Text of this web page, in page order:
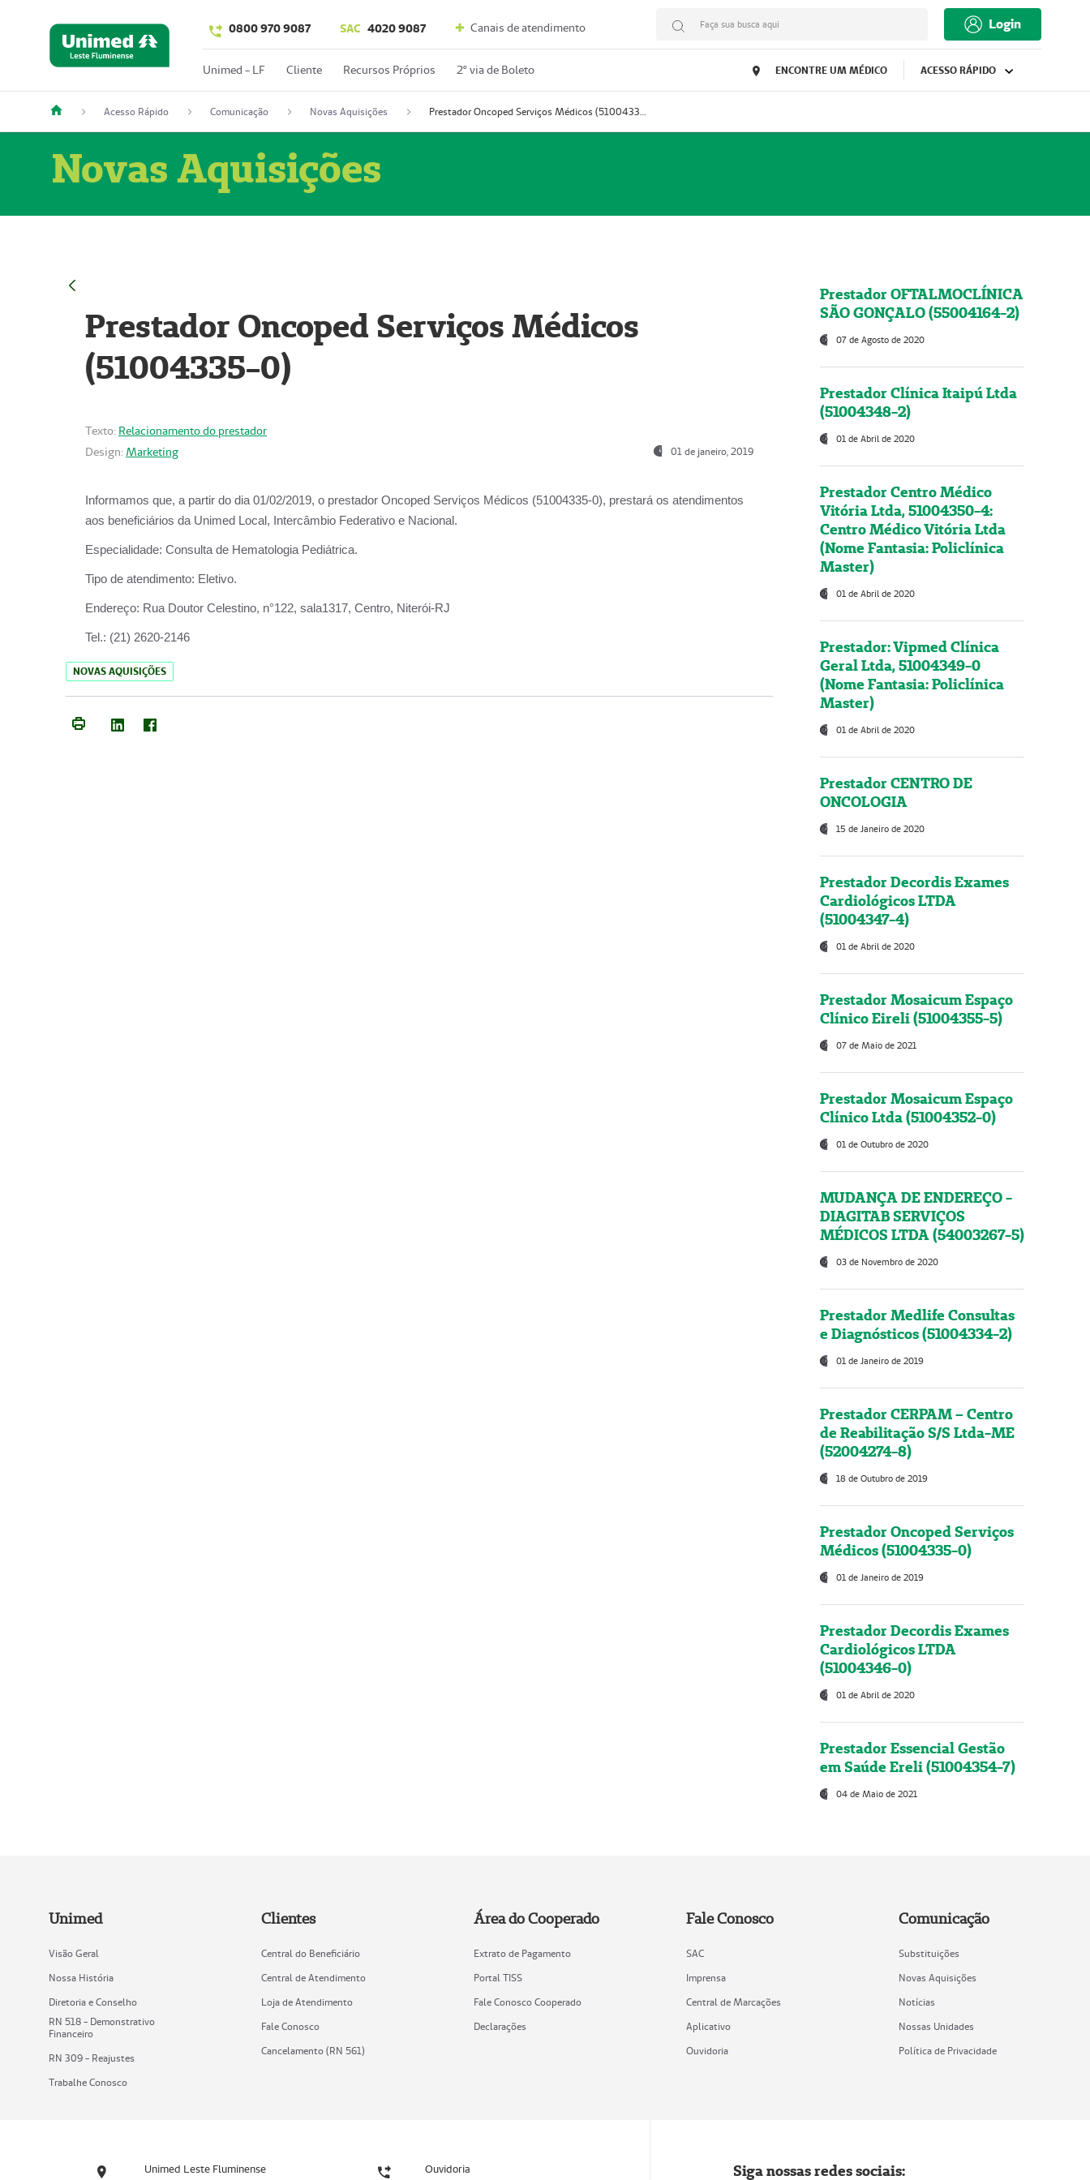
0800 970 9087 SAC 4020 9087 Canais de atendimento Faça sua busca aqui Login
Unimed - LF Cliente Recursos Próprios 2º via de Boleto ENCONTRE UM MÉDICO ACESSO RÁPIDO
Acesso Rápido Comunicação Novas Aquisições Prestador Oncoped Serviços Médicos (51004335-0)
Novas Aquisições
Prestador Oncoped Serviços Médicos
(51004335-0)
Texto: Relacionamento do prestador
Design: Marketing 01 de janeiro, 2019
Informamos que, a partir do dia 01/02/2019, o prestador Oncoped Serviços Médicos (51004335-0), prestará os atendimentos
aos beneficiários da Unimed Local, Intercâmbio Federativo e Nacional.
Especialidade: Consulta de Hematologia Pediátrica.
Tipo de atendimento: Eletivo.
Endereço: Rua Doutor Celestino, n°122, sala1317, Centro, Niterói-RJ
Tel.: (21) 2620-2146
NOVAS AQUISIÇÕES
Prestador OFTALMOCLÍNICA
SÃO GONÇALO (55004164-2)
07 de Agosto de 2020
Prestador Clínica Itaipú Ltda
(51004348-2)
01 de Abril de 2020
Prestador Centro Médico
Vitória Ltda, 51004350-4:
Centro Médico Vitória Ltda
(Nome Fantasia: Policlínica
Master)
01 de Abril de 2020
Prestador: Vipmed Clínica
Geral Ltda, 51004349-0
(Nome Fantasia: Policlínica
Master)
01 de Abril de 2020
Prestador CENTRO DE
ONCOLOGIA
15 de Janeiro de 2020
Prestador Decordis Exames
Cardiológicos LTDA
(51004347-4)
01 de Abril de 2020
Prestador Mosaicum Espaço
Clínico Eireli (51004355-5)
07 de Maio de 2021
Prestador Mosaicum Espaço
Clínico Ltda (51004352-0)
01 de Outubro de 2020
MUDANÇA DE ENDEREÇO -
DIAGITAB SERVIÇOS
MÉDICOS LTDA (54003267-5)
03 de Novembro de 2020
Prestador Medlife Consultas
e Diagnósticos (51004334-2)
01 de Janeiro de 2019
Prestador CERPAM – Centro
de Reabilitação S/S Ltda-ME
(52004274-8)
18 de Outubro de 2019
Prestador Oncoped Serviços
Médicos (51004335-0)
01 de Janeiro de 2019
Prestador Decordis Exames
Cardiológicos LTDA
(51004346-0)
01 de Abril de 2020
Prestador Essencial Gestão
em Saúde Ereli (51004354-7)
04 de Maio de 2021
Unimed
Visão Geral
Nossa História
Diretoria e Conselho
RN 518 - Demonstrativo
Financeiro
RN 309 - Reajustes
Trabalhe Conosco
Clientes
Central do Beneficiário
Central de Atendimento
Loja de Atendimento
Fale Conosco
Cancelamento (RN 561)
Área do Cooperado
Extrato de Pagamento
Portal TISS
Fale Conosco Cooperado
Declarações
Fale Conosco
SAC
Imprensa
Central de Marcações
Aplicativo
Ouvidoria
Comunicação
Substituições
Novas Aquisições
Notícias
Nossas Unidades
Política de Privacidade
Unimed Leste Fluminense Ouvidoria Siga nossas redes sociais: